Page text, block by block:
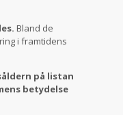
Bland de
i framtidens
på listan
betydelse